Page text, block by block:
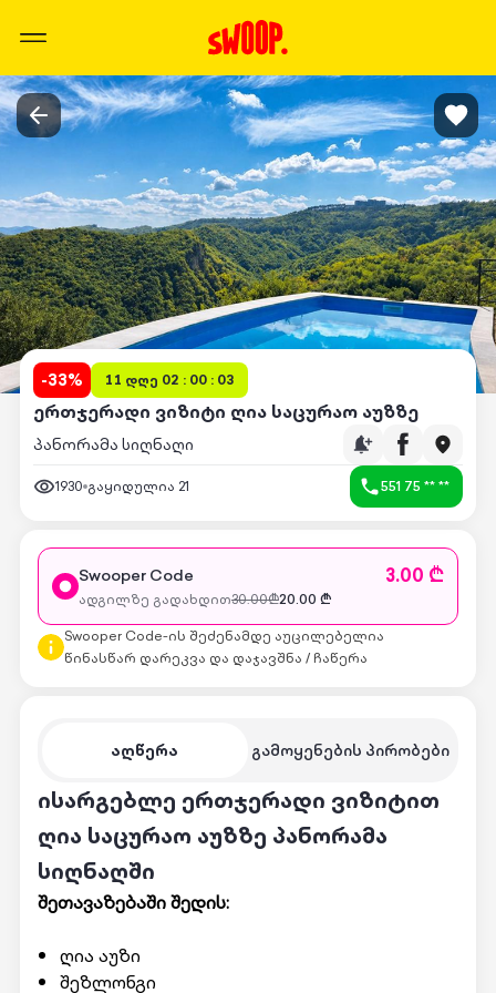
-33% 11 დღე 02 : 00 : 03
ერთჯერადი ვიზიტი ღია საცურაო აუზზე
პანორამა სიღნაღი
1930 გაყიდულია 21 551 75 ** **
აღწერა გამოყენების პირობები
ისარგებლე ერთჯერადი ვიზიტით
ღია საცურაო აუზზე პანორამა
სიღნაღში
შეთავაზებაში შედის:
ღია აუზი
შეზლონგი
Swooper Code 3.00 ₾
ადგილზე გადახდით30.00₾20.00 ₾
Swooper Code-ის შეძენამდე აუცილებელია
წინასწარ დარეკვა და დაჯავშნა / ჩაწერა